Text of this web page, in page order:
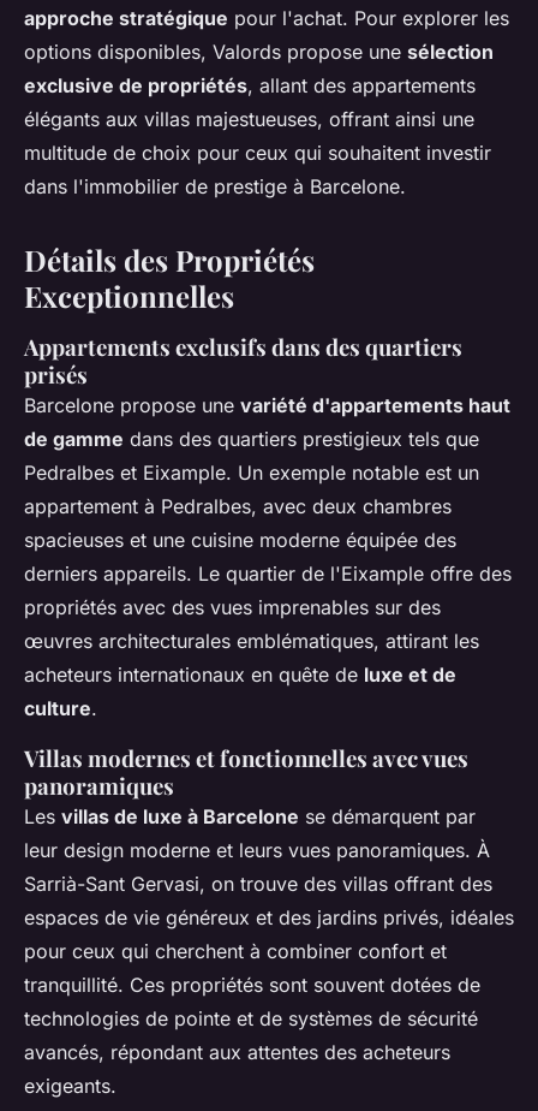
approche stratégique pour l'achat. Pour explorer les
options disponibles, Valords propose une sélection
exclusive de propriétés, allant des appartements
élégants aux villas majestueuses, offrant ainsi une
multitude de choix pour ceux qui souhaitent investir
dans l'immobilier de prestige à Barcelone.
Détails des Propriétés
Exceptionnelles
Appartements exclusifs dans des quartiers
prisés
Barcelone propose une variété d'appartements haut
de gamme dans des quartiers prestigieux tels que
Pedralbes et Eixample. Un exemple notable est un
appartement à Pedralbes, avec deux chambres
spacieuses et une cuisine moderne équipée des
derniers appareils. Le quartier de l'Eixample offre des
propriétés avec des vues imprenables sur des
œuvres architecturales emblématiques, attirant les
acheteurs internationaux en quête de luxe et de
culture.
Villas modernes et fonctionnelles avec vues
panoramiques
Les villas de luxe à Barcelone se démarquent par
leur design moderne et leurs vues panoramiques. À
Sarrià-Sant Gervasi, on trouve des villas offrant des
espaces de vie généreux et des jardins privés, idéales
pour ceux qui cherchent à combiner confort et
tranquillité. Ces propriétés sont souvent dotées de
technologies de pointe et de systèmes de sécurité
avancés, répondant aux attentes des acheteurs
exigeants.